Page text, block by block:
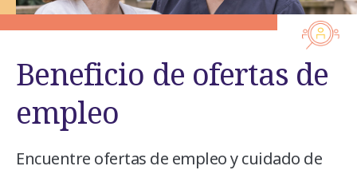
Beneficio de ofertas de
empleo
Encuentre ofertas de empleo y cuidado de